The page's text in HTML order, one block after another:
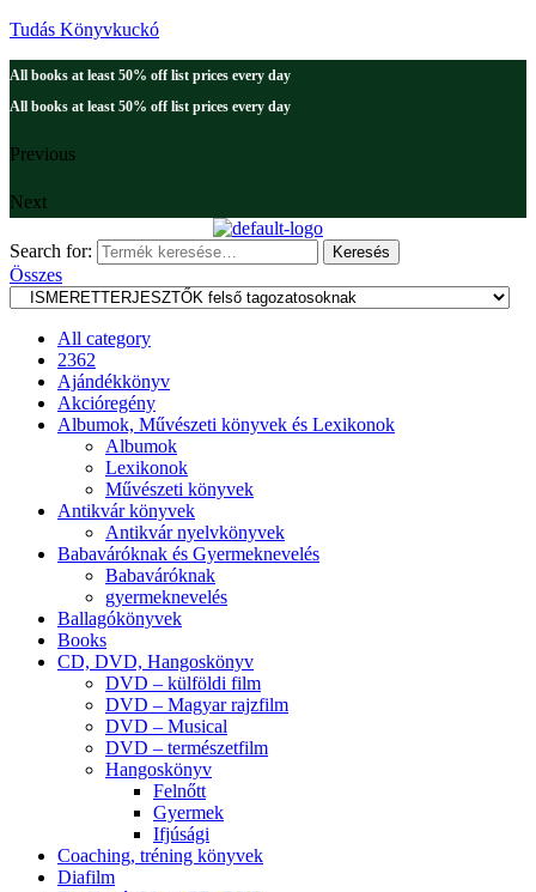
Tudás Könyvkuckó
All books at least 50% off list prices every day
All books at least 50% off list prices every day
Previous
Next
Search for: Keresés
Összes
All category
2362
Ajándékkönyv
Akcióregény
Albumok, Művészeti könyvek és Lexikonok
Albumok
Lexikonok
Művészeti könyvek
Antikvár könyvek
Antikvár nyelvkönyvek
Babaváróknak és Gyermeknevelés
Babaváróknak
gyermeknevelés
Ballagókönyvek
Books
CD, DVD, Hangoskönyv
DVD – külföldi film
DVD – Magyar rajzfilm
DVD – Musical
DVD – természetfilm
Hangoskönyv
Felnőtt
Gyermek
Ifjúsági
Coaching, tréning könyvek
Diafilm